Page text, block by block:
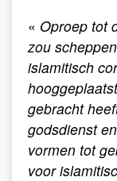
« Oproep tot
zou
islamitisch
gebracht
godsdienst
vormen tot
voor